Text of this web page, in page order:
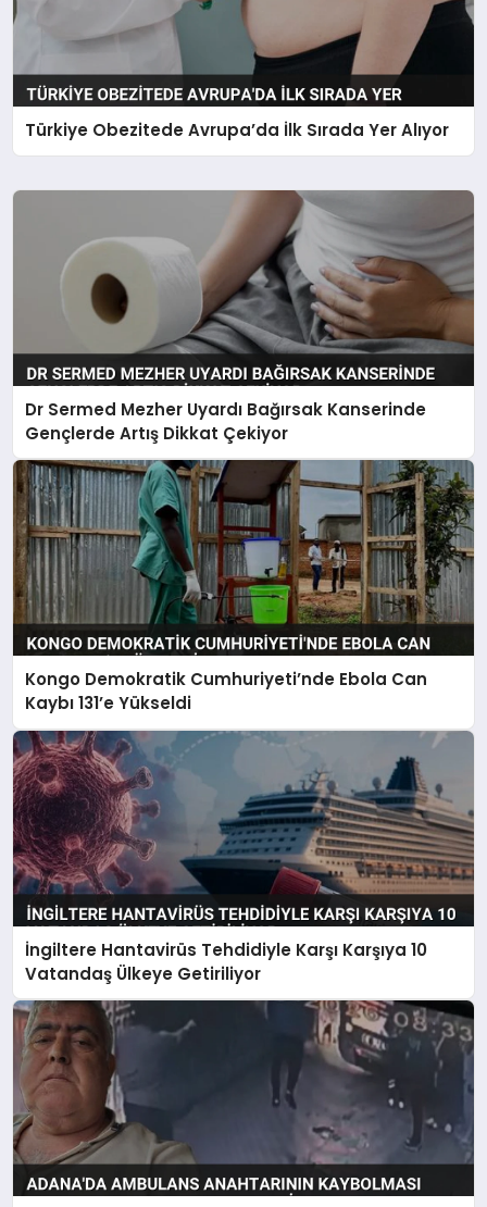
Türkiye Obezitede Avrupa’da İlk Sırada Yer Alıyor
Dr Sermed Mezher Uyardı Bağırsak Kanserinde
Gençlerde Artış Dikkat Çekiyor
Kongo Demokratik Cumhuriyeti’nde Ebola Can
Kaybı 131’e Yükseldi
İngiltere Hantavirüs Tehdidiyle Karşı Karşıya 10
Vatandaş Ülkeye Getiriliyor